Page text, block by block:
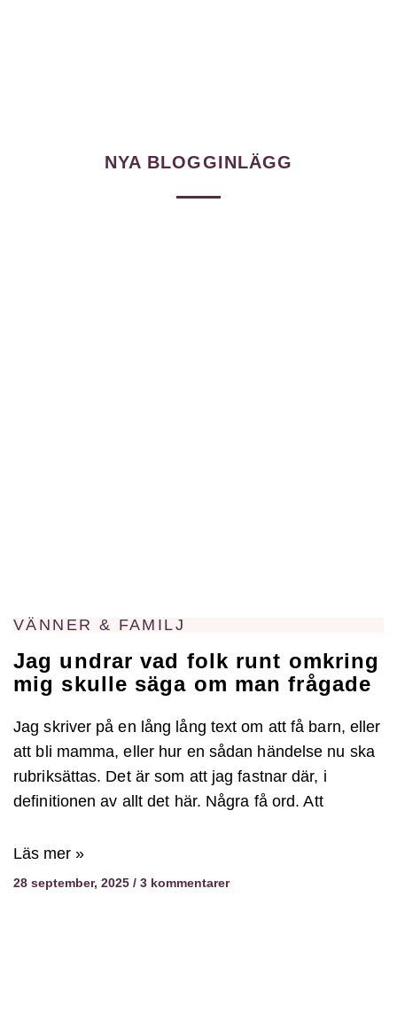
NYA BLOGGINLÄGG
VÄNNER & FAMILJ
Jag undrar vad folk runt omkring
mig skulle säga om man frågade
Jag skriver på en lång lång text om att få barn, eller
att bli mamma, eller hur en sådan händelse nu ska
rubriksättas. Det är som att jag fastnar där, i
definitionen av allt det här. Några få ord. Att
Läs mer »
28 september, 2025 3 kommentarer